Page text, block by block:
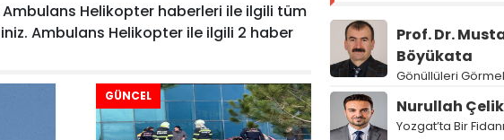
Helikopter haberleri ile ilgili tüm
Ambulans Helikopter ile ilgili 2 haber
GÜNCEL
Prof. Dr.
Böyükata
Gönüllüleri
Nurullah Çelik
Yozgat’ta Bir